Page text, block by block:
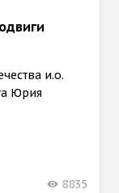
и.о.
Юрия
8835